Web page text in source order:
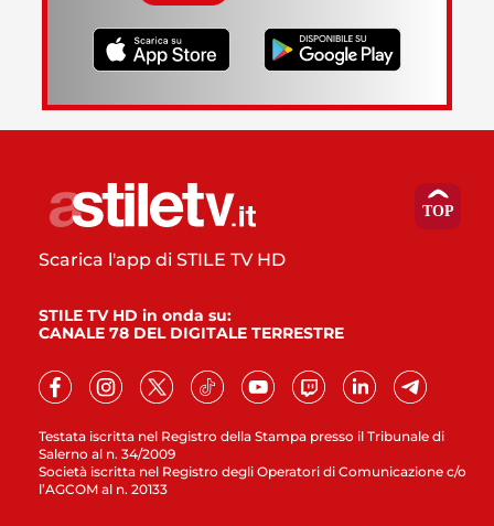
Testata iscritta nel Registro della Stampa presso il Tribunale di
Salerno al n. 34/2009
Società iscritta nel Registro degli Operatori di Comunicazione c/o
l’AGCOM al n. 20133
Scarica l'app di STILE TV HD
STILE TV HD in onda su:
CANALE 78 DEL DIGITALE TERRESTRE